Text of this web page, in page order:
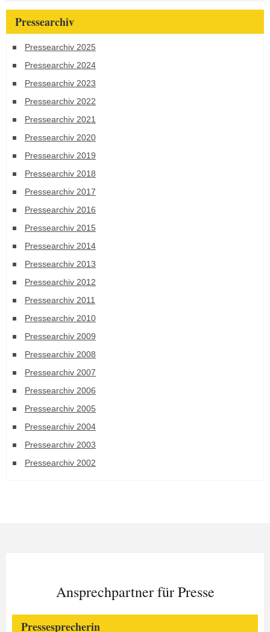
Pressearchiv
Pressearchiv 2025
Pressearchiv 2024
Pressearchiv 2023
Pressearchiv 2022
Pressearchiv 2021
Pressearchiv 2020
Pressearchiv 2019
Pressearchiv 2018
Pressearchiv 2017
Pressearchiv 2016
Pressearchiv 2015
Pressearchiv 2014
Pressearchiv 2013
Pressearchiv 2012
Pressearchiv 2011
Pressearchiv 2010
Pressearchiv 2009
Pressearchiv 2008
Pressearchiv 2007
Pressearchiv 2006
Pressearchiv 2005
Pressearchiv 2004
Pressearchiv 2003
Pressearchiv 2002
Ansprechpartner für Presse
Pressesprecherin